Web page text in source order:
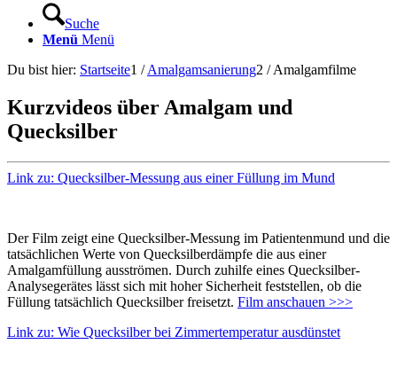
Suche
Menü Menü
Du bist hier: Startseite1 / Amalgamsanierung2 / Amalgamfilme
Kurzvideos über Amalgam und
Quecksilber
Link zu: Quecksilber-Messung aus einer Füllung im Mund
Der Film zeigt eine Quecksilber-Messung im Patientenmund und die
tatsächlichen Werte von Quecksilberdämpfe die aus einer
Amalgamfüllung ausströmen. Durch zuhilfe eines Quecksilber-
Analysegerätes lässt sich mit hoher Sicherheit feststellen, ob die
Füllung tatsächlich Quecksilber freisetzt. Film anschauen >>>
Link zu: Wie Quecksilber bei Zimmertemperatur ausdünstet